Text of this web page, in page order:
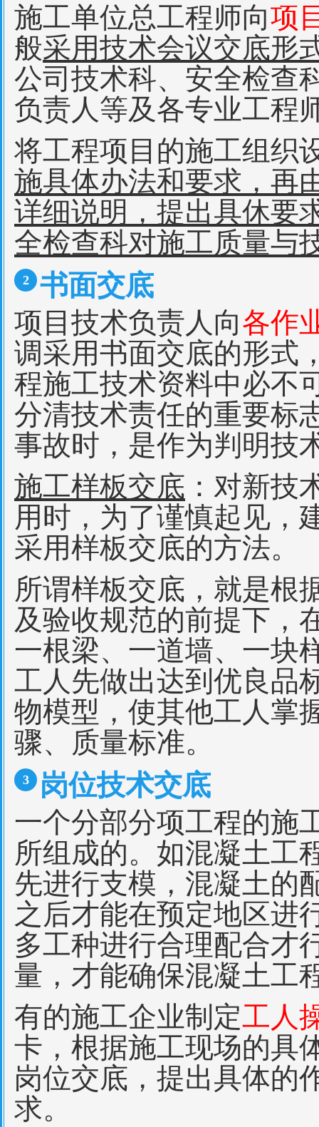
施工单位总工程师向项
般采用技术会议交底形
公司技术科、安全检查
负责人等及各专业工程
将工程项目的施工组织
施具体办法和要求，再
详细说明，提出具休要
全检查科对施工质量与
2
书面交底
项目技术负责人向各作
调采用书面交底的形式
程施工技术资料中必不
分清技术责任的重要标
事故时，是作为判明技
施工样板交底 ：对新技
用时，为了谨慎起见，
采用样板交底的方法。
所谓样板交底，就是根
及验收规范的前提下，
一根梁、一道墙、一块
工人先做出达到优良品
物模型，使其他工人掌
骤、质量标准。
3
岗位技术交底
一个分部分项工程的施
所组成的。如混凝土工
先进行支模，混凝土的
之后才能在预定地区进
多工种进行合理配合才
量，才能确保混凝土工
有的施工企业制定工人
卡，根据施工现场的具
岗位交底，提出具体的
求。